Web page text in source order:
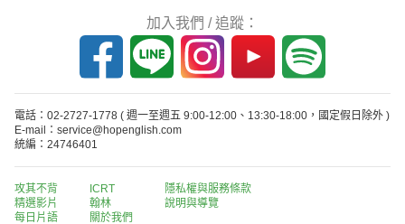
加入我們 / 追蹤：
電話：02-2727-1778 ( 週一至週五 9:00-12:00、13:30-18:00，國定假日除外 )
E-mail：service@hopenglish.com
統編：24746401
攻其不背
精選影片
每日片語
ICRT
翰林
關於我們
隱私權與服務條款
說明與導覽